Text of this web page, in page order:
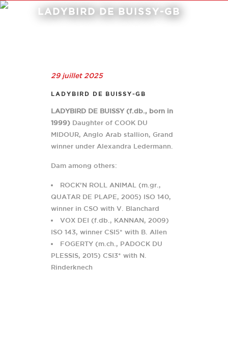
LADYBIRD DE BUISSY-GB
29 juillet 2025
LADYBIRD DE BUISSY-GB
LADYBIRD DE BUISSY (f.db., born in
1999) Daughter of COOK DU
MIDOUR, Anglo Arab stallion, Grand
winner under Alexandra Ledermann.
Dam among others:
ROCK’N ROLL ANIMAL (m.gr.,
QUATAR DE PLAPE, 2005) ISO 140,
winner in CSO with V. Blanchard
VOX DEI (f.db., KANNAN, 2009)
ISO 143, winner CSI5* with B. Allen
FOGERTY (m.ch., PADOCK DU
PLESSIS, 2015) CSI3* with N.
Rinderknech